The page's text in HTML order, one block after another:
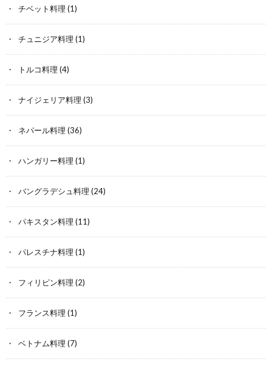
チベット料理 (1)
チュニジア料理 (1)
トルコ料理 (4)
ナイジェリア料理 (3)
ネパール料理 (36)
ハンガリー料理 (1)
バングラデシュ料理 (24)
パキスタン料理 (11)
パレスチナ料理 (1)
フィリピン料理 (2)
フランス料理 (1)
ベトナム料理 (7)